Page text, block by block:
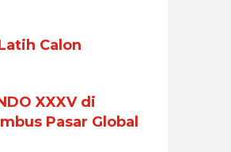
Calon
XXXV di
Pasar Global